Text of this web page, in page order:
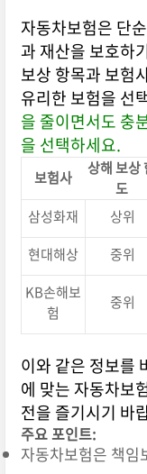
자동차보험은 단
과 재산을 보호하
보상 항목과 보험
유리한 보험을 선
을 줄이면서도 충
을 선택하세요.
보험사
상해 보상
도
삼성화재
상위
현대해상
중위
KB손해보
험
중위
이와 같은 정보를
에 맞는 자동차보
전을 즐기시기 바
주요 포인트:
자동차보험은 책임